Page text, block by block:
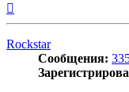
Rockstar
Сообщения: